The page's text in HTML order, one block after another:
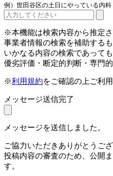
例）世田谷区の土日にやっている内科
※本機能は検索内容から推定
事業者情報の検索を補助するも
いかなる内容の検索であって
優劣評価・断定的判断・専門
※利用規約をご確認の上ご利
メッセージ送信完了
メッセージを送信しました。
ご協力いただきありがとうござ
投稿内容の審査のため、公開
す。